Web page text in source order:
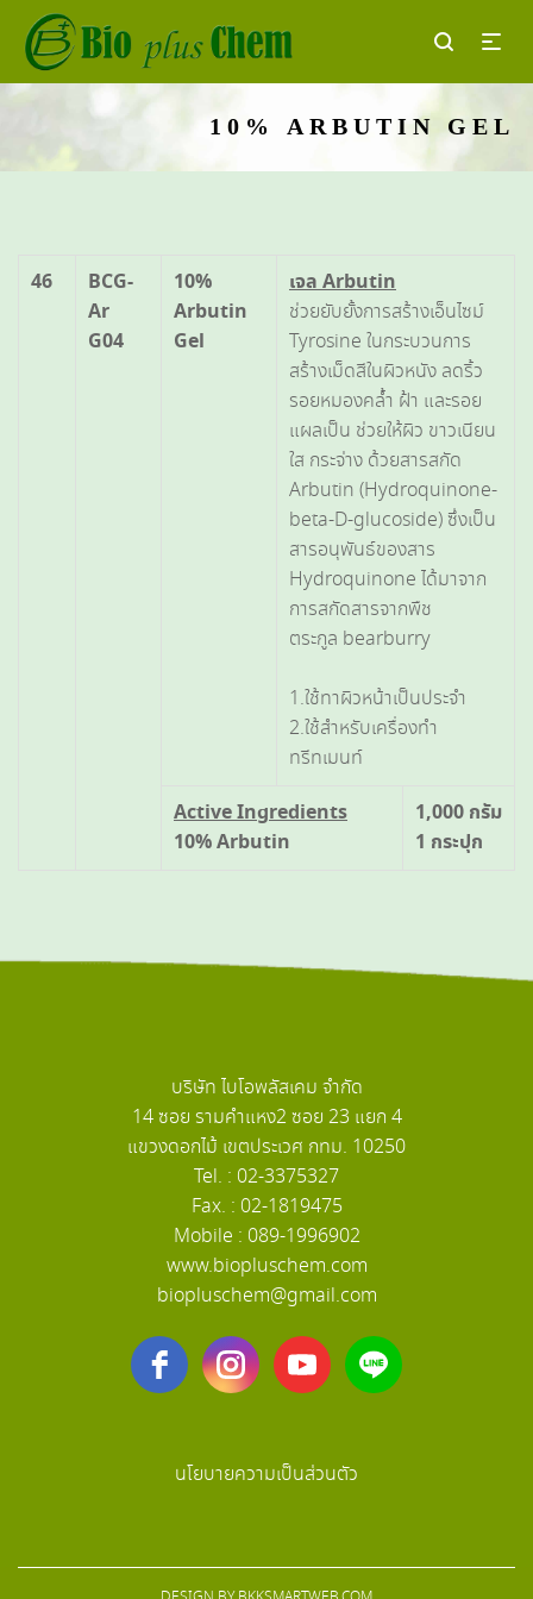
10% ARBUTIN GEL
46
BCG-
Ar
G04
10%
Arbutin
Gel
เจลArbutin
ช่วยยับยั้งการสร้างเอ็นไซม์
Tyrosine ในกระบวนการ
สร้างเม็ดสีในผิวหนัง ลดริ้ว
รอยหมองคล้ำ ฝ้า และรอย
แผลเป็น ช่วยให้ผิว ขาวเนียน
ใส กระจ่าง ด้วยสารสกัด
Arbutin (Hydroquinone-
beta-D-glucoside) ซึ่งเป็น
สารอนุพันธ์ของสาร
Hydroquinone ได้มาจาก
การสกัดสารจากพืช
ตระกูล bearburry
1.ใช้ทาผิวหน้าเป็นประจำ
2.ใช้สำหรับเครื่องทำ
ทรีทเมนท์
Active Ingredients
10% Arbutin
1,000 กรัม
1 กระปุก
บริษัท ไบโอพลัสเคม จำกัด
14 ซอย รามคำแหง2 ซอย 23 แยก 4
แขวงดอกไม้ เขตประเวศ กทม. 10250
Tel. : 02-3375327
Fax. : 02-1819475
Mobile : 089-1996902
www.biopluschem.com
biopluschem@gmail.com
นโยบายความเป็นส่วนตัว